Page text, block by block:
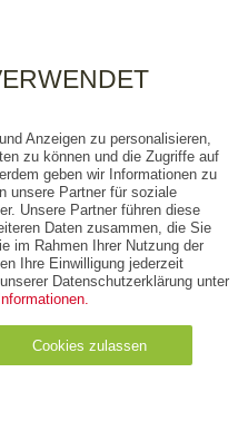
Bestseller
Anzeigen zu personalisieren,
zu können und die Zugriffe auf
geben wir Informationen zu
unsere Partner für soziale
Unsere Partner führen diese
Daten zusammen, die Sie
im Rahmen Ihrer Nutzung der
Ihre Einwilligung jederzeit
Datenschutzerklärung unter
Cookies zulassen